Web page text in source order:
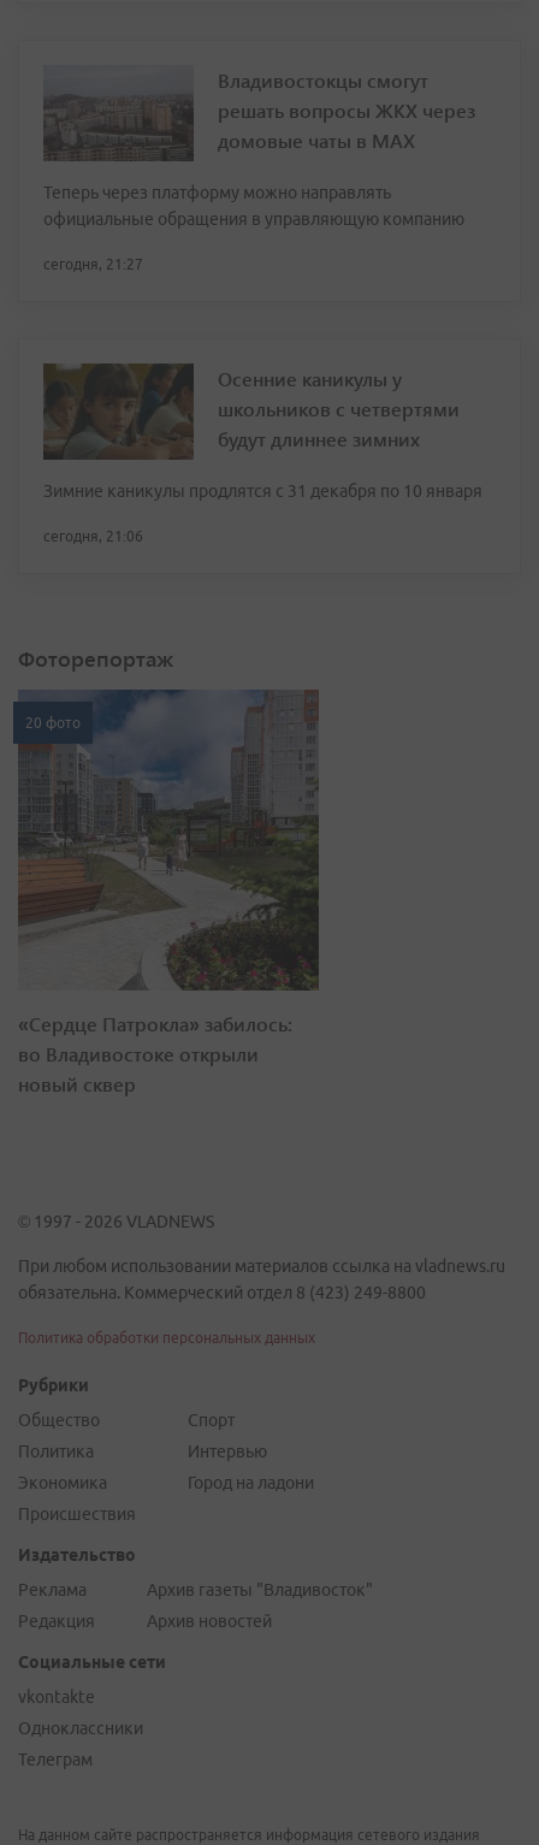
Владивостокцы смогут
решать вопросы ЖКХ через
домовые чаты в МАХ
Теперь через платформу можно направлять
официальные обращения в управляющую компанию
сегодня, 21:27
Осенние каникулы у
школьников с четвертями
будут длиннее зимних
Зимние каникулы продлятся с 31 декабря по 10 января
сегодня, 21:06
Фоторепортаж
20 фото
«Сердце Патрокла» забилось:
во Владивостоке открыли
новый сквер
© 1997 - 2026 VLADNEWS
При любом использовании материалов ссылка на vladnews.ru
обязательна. Коммерческий отдел 8 (423) 249-8800
Политика обработки персональных данных
Рубрики
Общество
Политика
Экономика
Происшествия
Спорт
Интервью
Город на ладони
Издательство
Реклама
Редакция
Архив газеты "Владивосток"
Архив новостей
Социальные сети
vkontakte
Одноклассники
Телеграм
На данном сайте распространяется информация сетевого издания